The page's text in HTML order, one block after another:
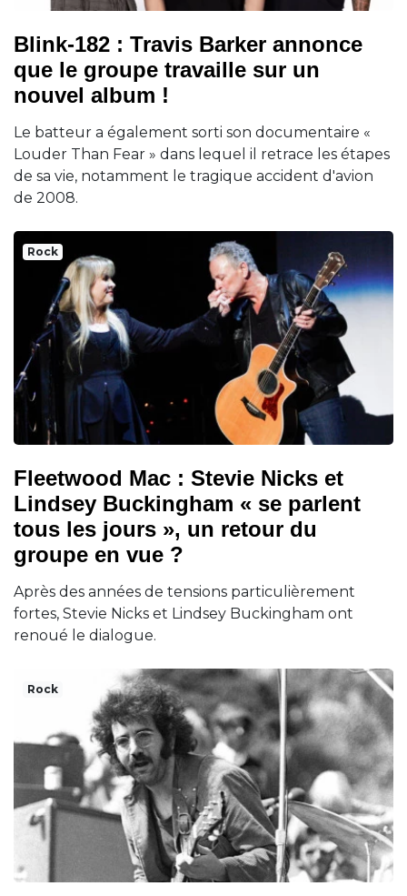
Blink-182 : Travis Barker annonce
que le groupe travaille sur un
nouvel album !
Le batteur a également sorti son documentaire «
Louder Than Fear » dans lequel il retrace les étapes
de sa vie, notamment le tragique accident d'avion
de 2008.
Rock
Fleetwood Mac : Stevie Nicks et
Lindsey Buckingham « se parlent
tous les jours », un retour du
groupe en vue ?
Après des années de tensions particulièrement
fortes, Stevie Nicks et Lindsey Buckingham ont
renoué le dialogue.
Rock